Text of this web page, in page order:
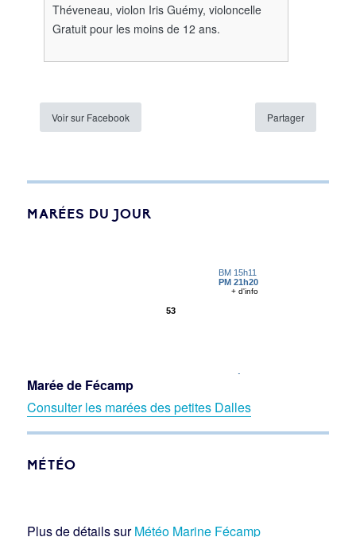
Théveneau, violon Iris Guémy, violoncelle
Gratuit pour les moins de 12 ans.
Voir sur Facebook Partager
MARÉES DU JOUR
Marée de Fécamp
Consulter les marées des petites Dalles
MÉTÉO
Plus de détails surMétéo Marine Fécamp